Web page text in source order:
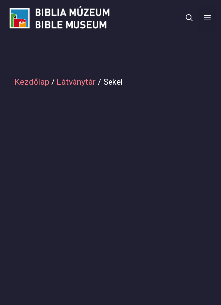
Kilépés
tartalomba
Kezdőlap / Látványtár / Sekel